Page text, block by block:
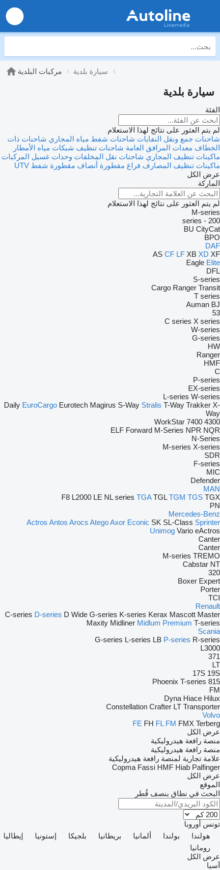
مركبات البلدية سيارة بلدية
سيارة بلدية
الفئة
لم يتم العثور على نتائج لهذا الاستعلام
شاحنات جمع ونقل النفايات شاحنات شفط مياه المجاري شاحنات ذات
الخطاف معدات المرافق العامة شاحنات تنظيف شبكات مياه الأمطار
ماكينات تنظيف المجاري شاحنات نقل المخلفات وحدات غسيل المركبات
ماكينات تنظيف المصارف فراغ مقطورة أنصاف مقطورة شفط UTV
عرض الكل
الماركة
لم يتم العثور على نتائج لهذا الاستعلام
M-series
200 - series
BU CityCat
BPO
DAF
AS CF LF XB XD XF
Eagle Elite
DFL
S-series
Cargo Ranger Transit
T series
Auman BJ
53
C series X series
W-series
G-series
HW
Ranger
HMF
C
P-series
EX-series
L-series W-series
Daily EuroCargo Eurotech Magirus S-Way Stralis T-Way Trakker X-
Way
4300
7400
WorkStar
ELF Forward M-Series NPR NQR
N-Series
M-series X-series
SDR
F-series
MIC
Defender
MAN
F8 L2000 LE NL series TGA TGL TGM TGS TGX
PN
Mercedes-Benz
Actros Antos Arocs AtegoAxor Econic SK SL-Class Sprinter
Unimog Vario eActros
Canter
Canter
M-series TREMO
Cabstar NT
320
Boxer Expert
Porter
TCI
Renault
C-series D-series D Wide G-series K-series Kerax Mascott Master
Maxity Midliner Midlum Premium T-series
Scania
G-series L-series LB P-series R-series
L3000
371
LT
17S 19S
815
Phoenix T-series
FM
Dyna Hiace Hilux
Constellation Crafter LT Transporter
Volvo
FE FH FL FM FMX Terberg
عرض الكل
منصة رافعة هيدروليكية
منصة رافعة هيدروليكية
علامة تجارية لمنصة رافعة هيدروليكية
Copma Fassi HMF Hiab Palfinger
عرض الكل
الموقع
البحث في نطاق بنصف قُطر
تونس أوروبا
هولندا
بولندا ألمانيا بريطانيا بلجيكا إستونيا
إيطاليا
رومانيا
عرض الكل
آسيا